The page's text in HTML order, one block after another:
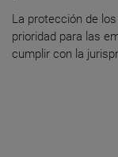
La protección de
prioridad para las
cumplir con la